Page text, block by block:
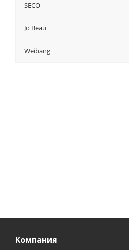
SECO
Jo Beau
Weibang
Компания